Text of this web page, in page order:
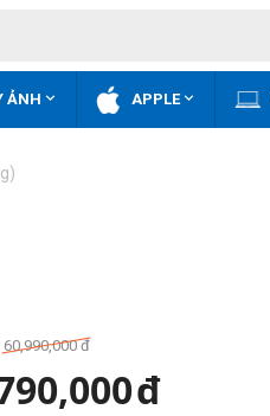
ẢNH  APPLE
60,990,000 đ
đ